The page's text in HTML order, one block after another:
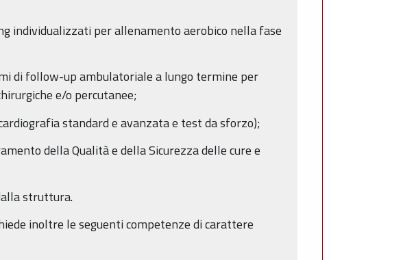
individualizzati per allenamento aerobico nella fase
di follow-up ambulatoriale a lungo termine per
e/o percutanee;
standard e avanzata e test da sforzo);
della Qualità e della Sicurezza delle cure e
struttura.
inoltre le seguenti competenze di carattere